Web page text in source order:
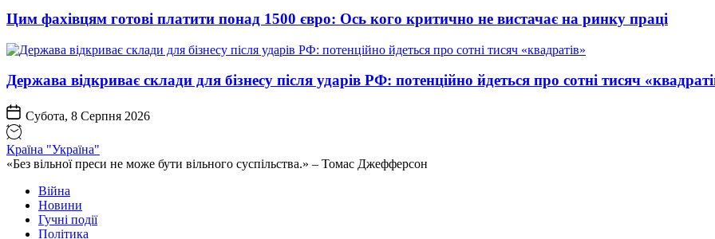
Цим фахівцям готові платити понад 1500 євро: Ось кого критично не вистачає на ринку праці
Держава відкриває склади для бізнесу після ударів РФ: потенційно йдеться про сотні тисяч
Субота, 8 Серпня 2026
Країна "Україна"
«Без вільної преси не може бути вільного суспільства.» – Томас Джефферсон
Війна
Новини
Гучні події
Політика